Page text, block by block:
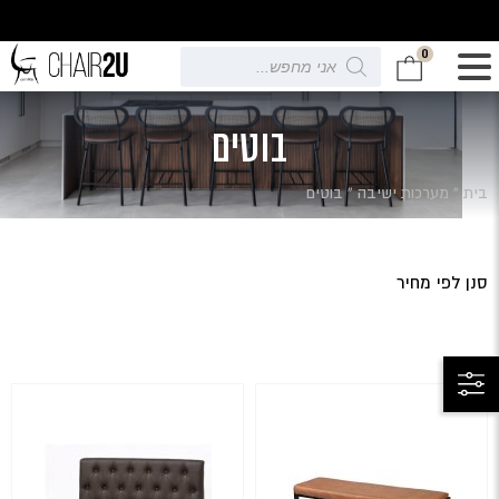
0
Products
search
בוטים
בית » מערכות ישיבה»בוטים
סנן לפי מחיר